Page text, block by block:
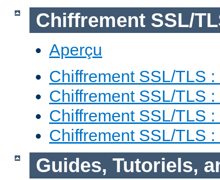
Chiffrement SSL/
Aperçu
Chiffrement SSL/TLS
Chiffrement SSL/TLS
Chiffrement SSL/TLS
Chiffrement SSL/TLS :
Guides, Tutoriels,